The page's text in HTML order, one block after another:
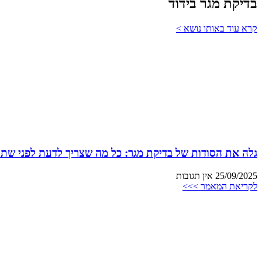
בדיקת מגר בידוד
קרא עוד באותו נושא >
גלה את הסודות של בדיקת מגר: כל מה שצריך לדעת לפני
25/09/2025 אין תגובות
לקריאת המאמר >>>